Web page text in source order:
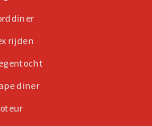
rijden
diner